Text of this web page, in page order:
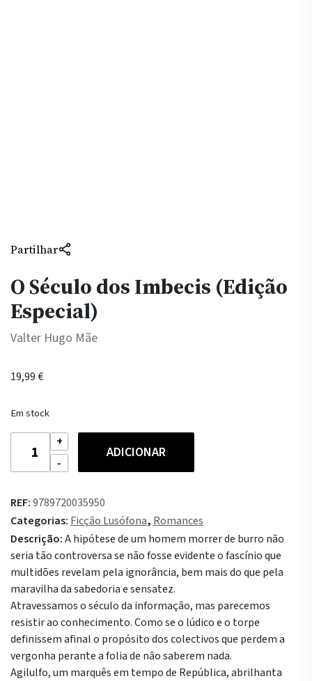
Partilhar
O Século dos Imbecis (Edição
Especial)
Valter Hugo Mãe
19,99€
Em stock
Quantidade
O
dos
Imbecis
(Edição
Especial)
ADICIONAR
REF:9789720035950
Categorias: Ficção Lusófona, Romances
Descrição:A hipótese de um homem morrer de burro não
seria tão controversa se não fosse evidente o fascínio que
multidões revelam pela ignorância, bem mais do que pela
maravilha da sabedoria e sensatez.
Atravessamos o século da informação, mas parecemos
resistir ao conhecimento. Como se o lúdico e o torpe
definissem afinal o propósito dos colectivos que perdem a
vergonha perante a folia de não saberem nada.
Agilulfo, um marquês em tempo de República, abrilhanta